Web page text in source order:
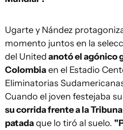
Ugarte y Nández
momento juntos en la
del Unitedanotó el agónico
Colombiaen el Estadio
Eliminatorias
Cuando el joven festejaba
su corrida frente a la
patadaque lo tiró al suelo.